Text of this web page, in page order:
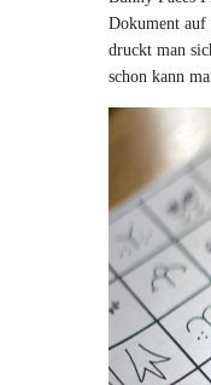
Dokument auf
druckt man
schon kann